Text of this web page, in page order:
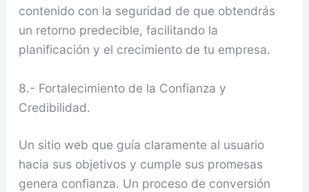
contenido con la seguridad de que obtendrás
un retorno predecible, facilitando la
planificación y el crecimiento de tu empresa.
8.- Fortalecimiento de la Confianza y
Credibilidad.
Un sitio web que guía claramente al usuario
hacia sus objetivos y cumple sus promesas
genera confianza. Un proceso de conversión